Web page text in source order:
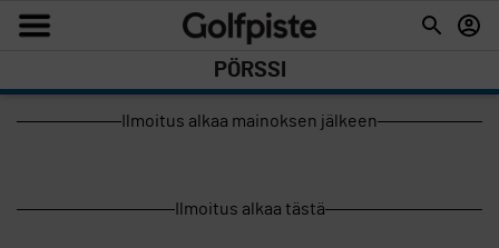
PÖRSSI
Ilmoitus alkaa mainoksen jälkeen
Ilmoitus alkaa tästä